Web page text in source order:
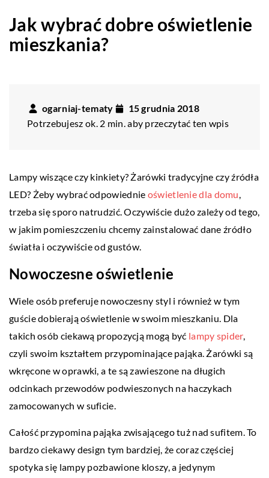
Jak wybrać dobre oświetlenie
mieszkania?
ogarniaj-tematy
15 grudnia 2018
Potrzebujesz ok. 2 min. aby przeczytać ten wpis
Lampy wiszące czy kinkiety? Żarówki tradycyjne czy źródła
LED? Żeby wybrać odpowiednie oświetlenie dla domu,
trzeba się sporo natrudzić. Oczywiście dużo zależy od tego,
w jakim pomieszczeniu chcemy zainstalować dane źródło
światła i oczywiście od gustów.
Nowoczesne oświetlenie
Wiele osób preferuje nowoczesny styl i również w tym
guście dobierają oświetlenie w swoim mieszkaniu. Dla
takich osób ciekawą propozycją mogą być lampy spider,
czyli swoim kształtem przypominające pająka. Żarówki są
wkręcone w oprawki, a te są zawieszone na długich
odcinkach przewodów podwieszonych na haczykach
zamocowanych w suficie.
Całość przypomina pająka zwisającego tuż nad sufitem. To
bardzo ciekawy design tym bardziej, że coraz częściej
spotyka się lampy pozbawione kloszy, a jedynym